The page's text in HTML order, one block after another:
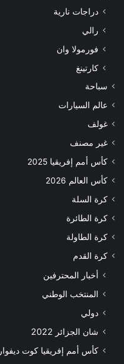
دراجات نارية
رالي
فورمولا وان
كارتينغ
سباحة
عالم السيارات
غولف
غير مصنف
كأس أمم إفريقيا 2025
كأس العالم 2026
كرة السلة
كرة الطائرة
كرة الطاولة
كرة القدم
أخبار المحترفين
المنتخب الوطني
دولي
شان الجزائر 2022
كأس أمم إفريقيا كوت ديفوار 2024